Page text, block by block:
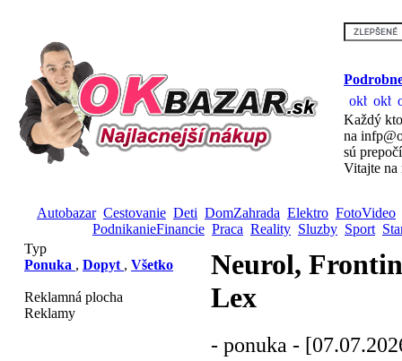
Každý
na
sú
Vitajte na
Autobazar Cestovanie Deti DomZahrada Elektro FotoVideo
PodnikanieFinancie Praca Reality Sluzby Sport
Typ
Ponuka , Dopyt , Všetko
Reklamná plocha
Reklamy
Neurol,
Lex
- ponuka -